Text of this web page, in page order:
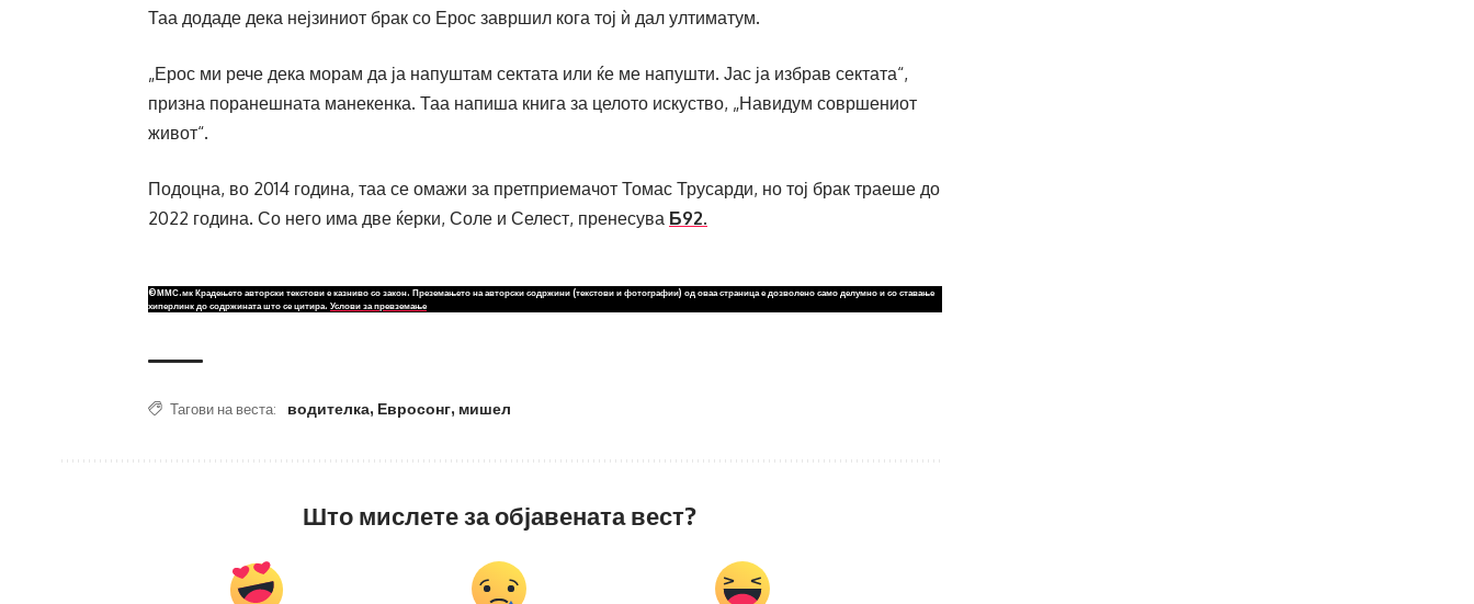
Таа додаде дека нејзиниот брак со Ерос завршил кога тој ѝ дал ултиматум.
„Ерос ми рече дека морам да ја напуштам сектата или ќе ме напушти. Јас ја избрав сектата“,
призна поранешната манекенка. Таа напиша книга за целото искуство, „Навидум совршениот
живот“.
Подоцна, во 2014 година, таа се омажи за претприемачот Томас Трусарди, но тој брак траеше до
2022 година. Со него има две ќерки, Соле и Селест, пренесува Б92.
©ММС.мк Крадењето авторски текстови е казниво со закон. Преземањето на авторски содржини (текстови и фотографии) од оваа страница е дозволено само делумно и со ставање
хиперлинк до содржината што се цитира. Услови за превземање
Тагови на веста: водителка, Евросонг, мишел
Што мислете за објавената вест?